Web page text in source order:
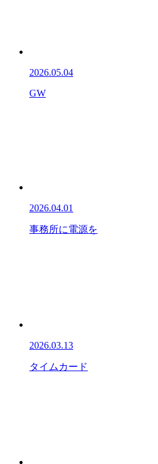
2026.05.04
GW
2026.04.01
事務所に電源を
2026.03.13
タイムカード